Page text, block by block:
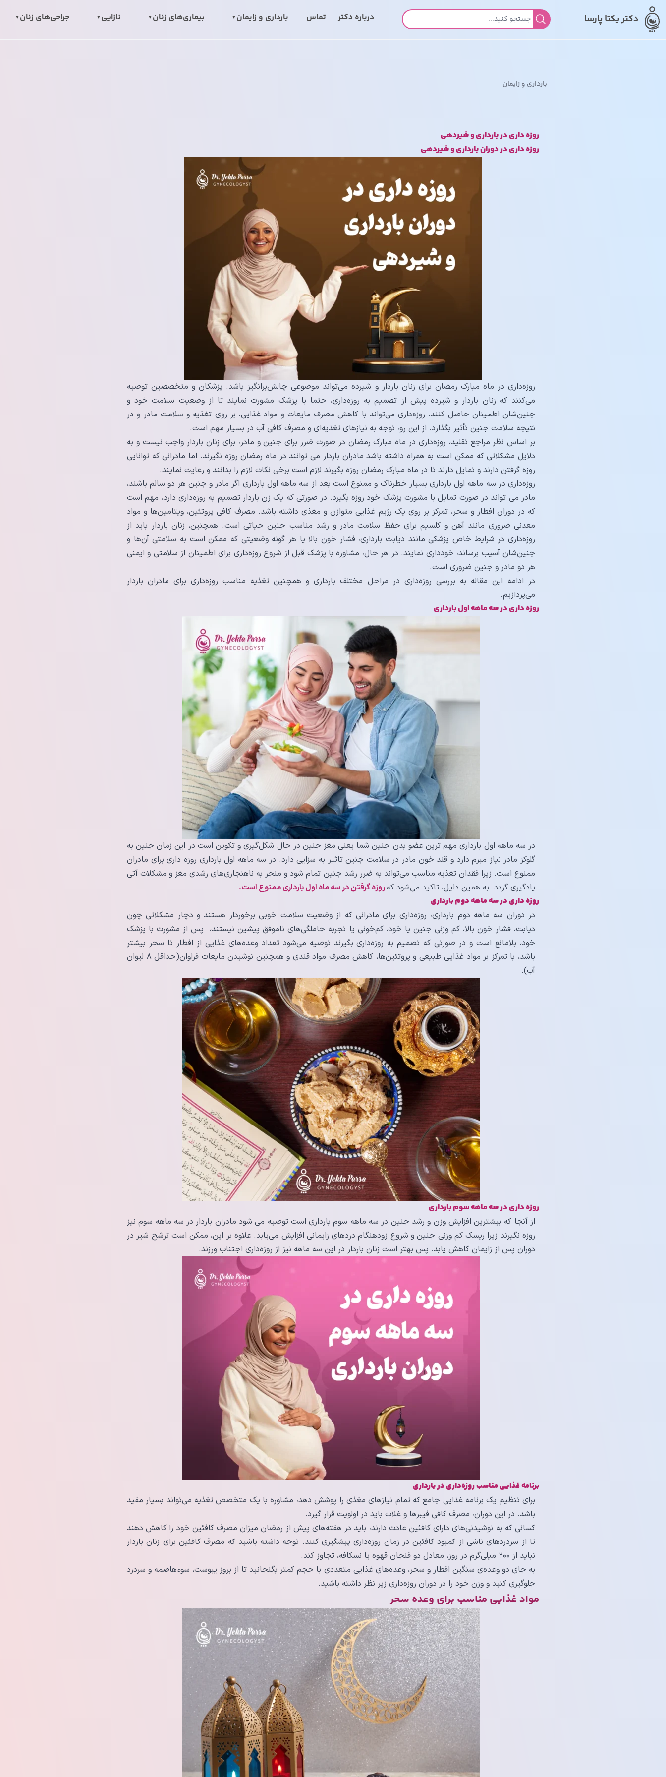
دکتر یکتا پارسا جستجو برای:
درباره‌ دکتر تماس بارداری و زایمان بیماری‌های زنان نازایی جراحی‌های زنان
بارداری و زایمان
روزه داری در بارداری و شیردهی
روزه داری در دوران بارداری و شیردهی
روزه‌داری در ماه مبارک رمضان برای زنان باردار و شیرده می‌تواند موضوعی چالش‌برانگیز باشد. پزشکان و متخصصین توصیه
می‌کنند که زنان باردار و شیرده پیش از تصمیم به روزه‌داری، حتما با پزشک مشورت نمایند تا از وضعیت سلامت خود و
جنین‌شان اطمینان حاصل کنند. روزه‌داری می‌تواند با کاهش مصرف مایعات و مواد غذایی، بر روی تغذیه و سلامت مادر و در
نتیجه سلامت جنین تأثیر بگذارد. از این رو، توجه به نیازهای تغذیه‌ای و مصرف کافی آب در بسیار مهم است.
بر اساس نظر مراجع تقلید، روزه‌داری در ماه مبارک رمضان در صورت ضرر برای جنین و مادر، برای زنان باردار واجب نیست و به
دلایل مشکلاتی که ممکن است به همراه داشته باشد مادران باردار می توانند در ماه رمضان روزه نگیرند. اما مادرانی که توانایی
روزه گرفتن دارند و تمایل دارند تا در ماه مبارک رمضان روزه بگیرند لازم است برخی نکات لازم را بدانند و رعایت نمایند.
روزه‌داری در سه ماهه اول بارداری بسیار خطرناک و ممنوع است بعد از سه ماهه اول بارداری اگر مادر و جنین هر دو سالم باشند،
مادر می تواند در صورت تمایل با مشورت پزشک خود روزه بگیرد. در صورتی که یک زن باردار تصمیم به روزه‌داری دارد، مهم است
که در دوران افطار و سحر، تمرکز بر روی یک رژیم غذایی متوازن و مغذی داشته باشد. مصرف کافی پروتئین، ویتامین‌ها و مواد
معدنی ضروری مانند آهن و کلسیم برای حفظ سلامت مادر و رشد مناسب جنین حیاتی است. همچنین، زنان باردار باید از
روزه‌داری در شرایط خاص پزشکی مانند دیابت بارداری، فشار خون بالا یا هر گونه وضعیتی که ممکن است به سلامتی آن‌ها و
جنین‌شان آسیب برساند، خودداری نمایند. در هر حال، مشاوره با پزشک قبل از شروع روزه‌داری برای اطمینان از سلامتی و ایمنی
هر دو مادر و جنین ضروری است.
در ادامه این مقاله به بررسی روزه‌داری در مراحل مختلف بارداری و همچنین تغذیه مناسب روزه‌داری برای مادران باردار
می‌پردازیم.
روزه داری در سه ماهه اول بارداری
در سه ماهه اول بارداری مهم ترین عضو بدن جنین شما یعنی مغز جنین در حال شکل‌گیری و تکوین است در این زمان جنین به
گلوکز مادر نیاز مبرم دارد و قند خون مادر در سلامت جنین تاثیر به سزایی دارد. در سه ماهه اول بارداری روزه داری برای مادران
ممنوع است. زیرا فقدان تغذیه مناسب می‌تواند به ضرر رشد جنین تمام شود و منجر به ناهنجاری‌های رشدی مغز و مشکلات آتی
یادگیری گردد. به همین دلیل، تاکید می‌شود کهروزه گرفتن در سه ماه اول بارداری ممنوع است.
روزه داری در سه ماهه دوم بارداری
در دوران سه ماهه دوم بارداری، روزه‌داری برای مادرانی که از وضعیت سلامت خوبی برخوردار هستند و دچار مشکلاتی چون
دیابت، فشار خون بالا، کم‌ وزنی جنین یا خود، کم‌خونی یا تجربه حاملگی‌های ناموفق پیشین نیستند، پس از مشورت با پزشک
خود، بلامانع است و در صورتی که تصمیم به روزه‌داری بگیرند توصیه می‌شود تعداد وعده‌های غذایی از افطار تا سحر بیشتر
باشد، با تمرکز بر مواد غذایی طبیعی و پروتئین‌ها، کاهش مصرف مواد قندی و همچنین نوشیدن مایعات فراوان(حداقل ۸ لیوان
آب).
روزه داری در سه ماهه سوم بارداری
از آنجا که بیشترین افزایش وزن و رشد جنین در سه ماهه سوم بارداری است توصیه می شود مادران باردار در سه ماهه سوم نیز
روزه نگیرند زیرا ریسک کم وزنی جنین و شروع زودهنگام دردهای زایمانی افزایش می‌یابد. علاوه بر این، ممکن است ترشح شیر در
دوران پس از زایمان کاهش یابد. پس بهتر است زنان باردار در این سه ماهه نیز از روزه‌داری اجتناب ورزند.
برنامه غذایی مناسب روزه‌داری در بارداری
برای تنظیم یک برنامه غذایی جامع که تمام نیازهای مغذی را پوشش دهد، مشاوره با یک متخصص تغذیه می‌تواند بسیار مفید
باشد. در این دوران، مصرف کافی فیبرها و غلات باید در اولویت قرار گیرد.
کسانی که به نوشیدنی‌های دارای کافئین عادت دارند، باید در هفته‌های پیش از رمضان میزان مصرف کافئین خود را کاهش دهند
تا از سردردهای ناشی از کمبود کافئین در زمان روزه‌داری پیشگیری کنند. توجه داشته باشید که مصرف کافئین برای زنان باردار
نباید از ۲۰۰ میلی‌گرم در روز، معادل دو فنجان قهوه یا نسکافه، تجاوز کند.
به جای دو وعده‌ی سنگین افطار و سحر، وعده‌های غذایی متعددی با حجم کمتر بگنجانید تا از بروز یبوست، سوءهاضمه و سردرد
جلوگیری کنید و وزن خود را در دوران روزه‌داری زیر نظر داشته باشید.
مواد غذایی مناسب برای وعده سحر